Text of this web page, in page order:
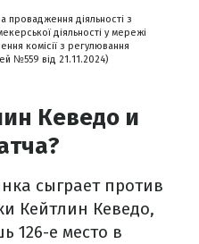
провадження діяльності з
діяльності у мережі
комісії з регулювання
№559 від 21.11.2024)
Кеведо и
сыграет против
Кейтлин Кеведо,
126-е место в